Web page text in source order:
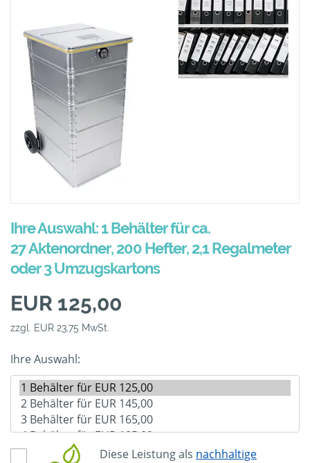
Ihre Auswahl: 1 Behälter für ca.
27 Aktenordner, 200 Hefter, 2,1 Regalmeter
oder 3 Umzugskartons
EUR 125,00
zzgl. EUR 23,75 MwSt.
Ihre Auswahl:
Diese Leistung als nachhaltige